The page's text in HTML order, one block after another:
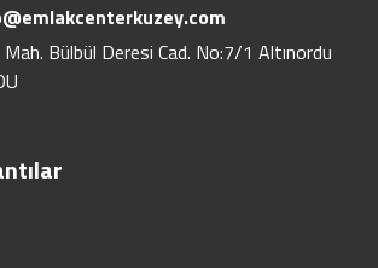
Mah. Bülbül Deresi Cad. No:7/1 Altınordu